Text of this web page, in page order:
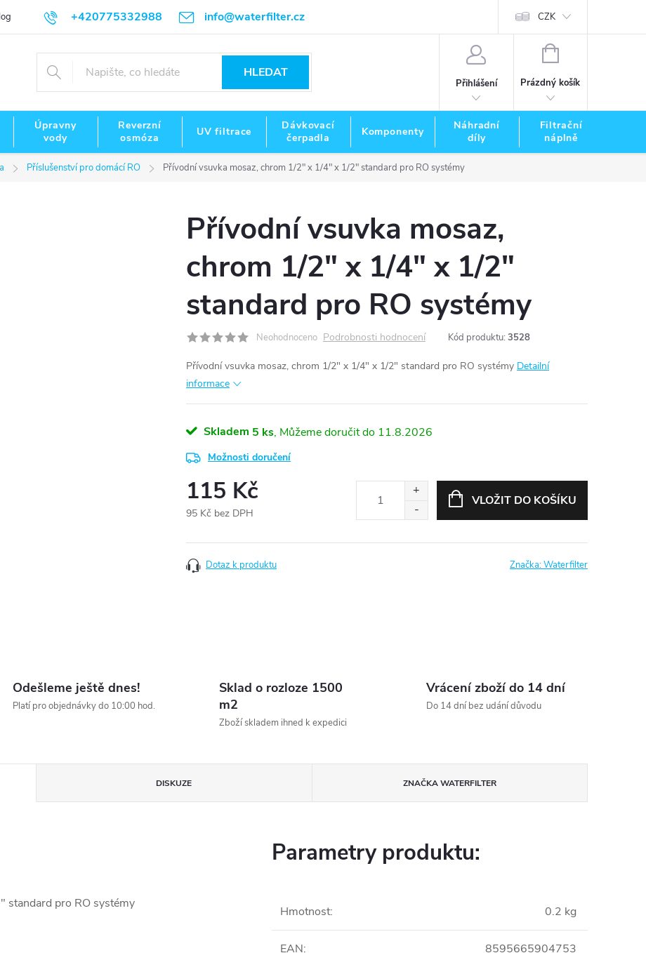
+420775332988 info@waterfilter.cz CZK
HLEDAT
Přihlášení
NÁKUPNÍ
Prázdný košík
Úpravny
vody
Reverzní
osmóza
UV filtrace
Dávkovací
čerpadla
Komponenty
Náhradní
díly
Filtrační
náplně
Příslušenství pro domácí RO Přívodní vsuvka mosaz, chrom 1/2" x 1/4" x 1/2" standard pro RO systémy
Přívodní vsuvka mosaz,
chrom 1/2" x 1/4" x 1/2"
standard pro RO systémy
Neohodnoceno Podrobnosti hodnocení Kód produktu: 3528
Přívodní vsuvka mosaz, chrom 1/2" x 1/4" x 1/2" standard pro RO systémy Detailní
informace
Skladem 5 ks 11.8.2026
Možnosti doručení
115 Kč
95 Kč bez DPH
cena:
VLOŽIT DO KOŠÍKU
Dotaz k produktu Značka:Waterfilter
Odešleme ještě dnes!
Platí pro objednávky do 10:00 hod.
Sklad o rozloze 1500
m2
Zboží skladem ihned k expedici
Vrácení zboží do 14 dní
Do 14 dní bez udání důvodu
DISKUZE ZNAČKAWATERFILTER
standard pro RO systémy
Parametry produktu:
Hmotnost: 0.2 kg
EAN: 8595665904753